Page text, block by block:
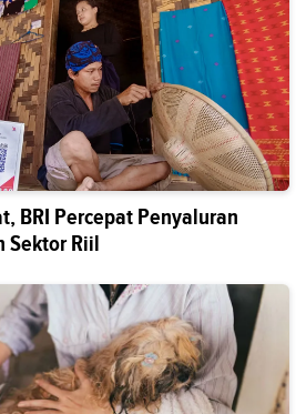
BRI Percepat Penyaluran
Sektor Riil